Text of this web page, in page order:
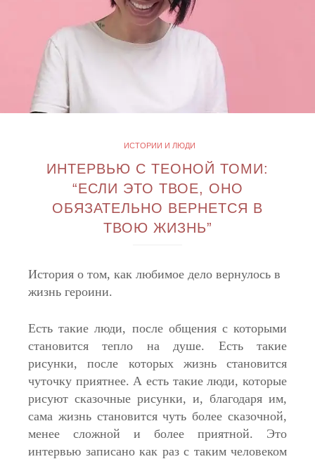
ИСТОРИИ И ЛЮДИ
ИНТЕРВЬЮ С ТЕОНОЙ ТОМИ:
“ЕСЛИ ЭТО ТВОЕ, ОНО
ОБЯЗАТЕЛЬНО ВЕРНЕТСЯ В
ТВОЮ ЖИЗНЬ”
История о том, как любимое дело вернулось в
жизнь героини.
Есть такие люди, после общения с которыми
становится тепло на душе. Есть такие
рисунки, после которых жизнь становится
чуточку приятнее. А есть такие люди, которые
рисуют сказочные рисунки, и, благодаря им,
сама жизнь становится чуть более сказочной,
менее сложной и более приятной. Это
интервью записано как раз с таким человеком